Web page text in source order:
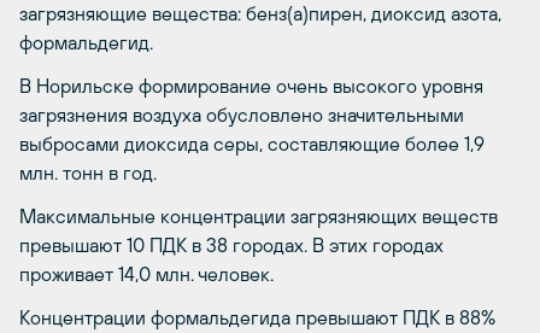
загрязняющие вещества: бенз(а)пирен, диоксид азота,
формальдегид.
В Норильске формирование очень высокого уровня
загрязнения воздуха обусловлено значительными
выбросами диоксида серы, составляющие более 1,9
млн. тонн в год.
Максимальные концентрации загрязняющих веществ
превышают 10 ПДК в 38 городах. В этих городах
проживает 14,0 млн. человек.
Концентрации формальдегида превышают ПДК в 88%